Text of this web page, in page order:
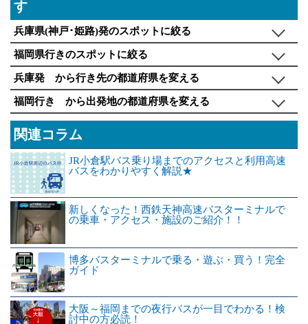
す
兵庫県(神戸･姫路)発のスポットに絞る
福岡県行きのスポットに絞る
兵庫発 から行き先の都道府県を変える
福岡行き から出発地の都道府県を変える
関連コラム
JR小倉駅バス乗り場までのアクセスと利用高速
バスをわかりやすく解説★
新しくなった！西鉄天神高速バスターミナルで
の乗車・アクセス・施設のご紹介！！
博多バスターミナルで乗る・遊ぶ・買う！完全
ガイド
大阪～福岡までの夜行バスが一目でわかる！検
討中の方必読！